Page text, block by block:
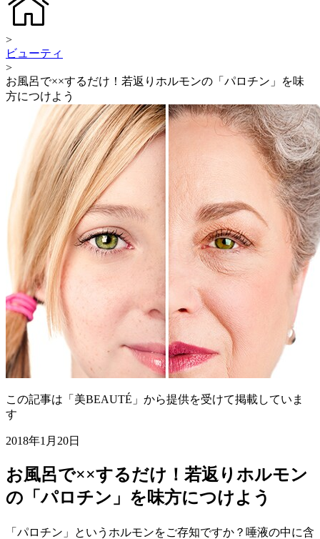
>
ビューティ
>
お風呂で××するだけ！若返りホルモンの「パロチン」を味
方につけよう
この記事は「美BEAUTÉ」から提供を受けて掲載していま
す
2018年1月20日
お風呂で××するだけ！若返りホルモン
の「パロチン」を味方につけよう
「パロチン」というホルモンをご存知ですか？唾液の中に含